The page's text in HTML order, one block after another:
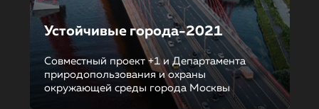
Устойчивые города-2021
Совместный проект +1 и Департамента
природопользования и охраны
окружающей среды города Москвы